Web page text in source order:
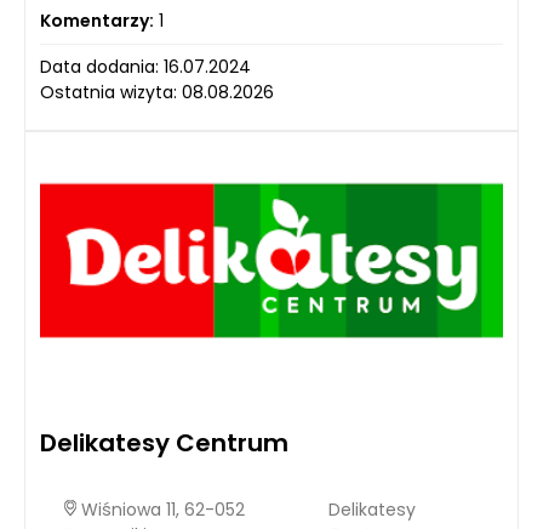
Komentarzy: 1
Data dodania: 16.07.2024
Ostatnia wizyta: 08.08.2026
Delikatesy Centrum
Wiśniowa 11, 62-052
Delikatesy